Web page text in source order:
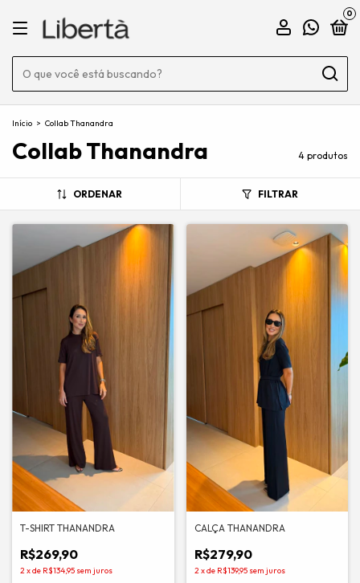
0
Início > Collab Thanandra
Collab Thanandra 4 produtos
ORDENAR FILTRAR
T-SHIRT THANANDRA
R$269,90
2xde R$134,95 sem juros
CALÇA THANANDRA
R$279,90
2xde R$139,95 sem juros